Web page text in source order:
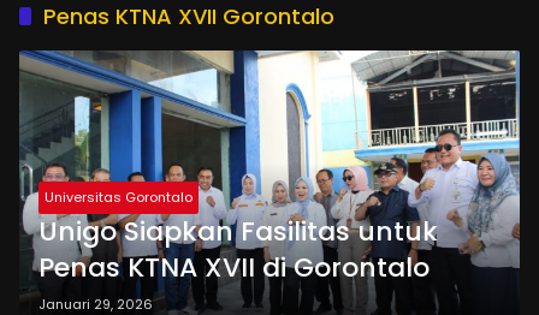
Penas KTNA XVII Gorontalo
Universitas Gorontalo
Unigo Siapkan Fasilitas untuk
Penas KTNA XVII di Gorontalo
Januari 29, 2026